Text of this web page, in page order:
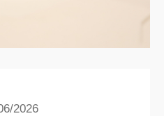
2026